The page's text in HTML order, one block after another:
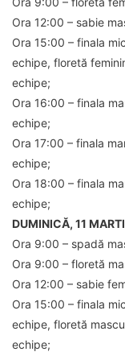
Ora 12:00 – sabie
Ora 15:00 – finala
echipe, floretă
echipe;
Ora 16:00 – finala
echipe;
Ora 17:00 – finala
echipe;
Ora 18:00 – finala
echipe;
DUMINICĂ, 11
Ora 9:00 – spadă
Ora 9:00 – floretă
Ora 12:00 – sabie
Ora 15:00 – finala
echipe, floretă
echipe;